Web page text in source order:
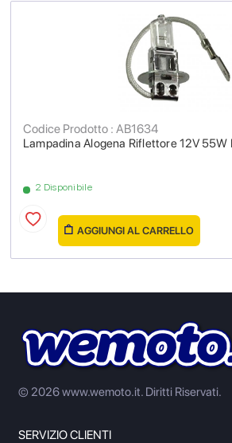
Lampadina Alogena Riflettore 12V 55W
Codice Prodotto : AB1634
2 Disponibile
AGGIUNGI AL CARRELLO
© 2026 www.wemoto.it. Diritti Riservati.
SERVIZIO CLIENTI